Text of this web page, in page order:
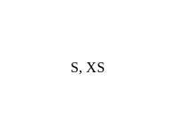
S, XS